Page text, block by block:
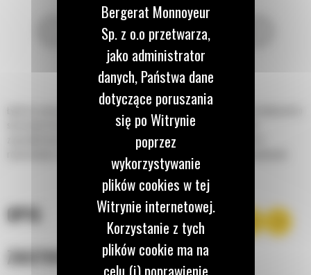
Łyżki do zastosowań przemysłowych Cat® do produkowanych przez Cat ładowarek o
sterowaniu burtowym i kompaktowych ładowarek gąsienicowych zostały
zaprojektowane do załadunku, przemieszczania i zrzucania materiałów w
różnorodnych zastosowaniach. Są idealne do prac budowlanych i przemysłowych.
OPIS
ZASTOSOWANIE
Bergerat Monnoyeur
Sp. z o.o przetwarza,
jako administrator
danych, Państwa dane
dotyczące poruszania
się po Witrynie
poprzez
wykorzystywanie
plików cookies w tej
Witrynie internetowej.
Korzystanie z tych
plików cookie ma na
celu (i) poprawienie